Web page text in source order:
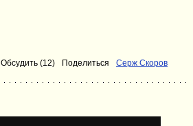
Обсудить (12) Поделиться Серж Скоров